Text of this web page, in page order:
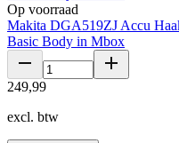
Op voorraad
Makita DGA519ZJ Accu
Basic Body in Mbox
249,99
excl. btw